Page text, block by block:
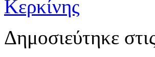
Δημοσιεύτηκε